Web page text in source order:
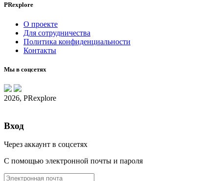
PRexplore
О проекте
Для сотрудничества
Политика конфиденциальности
Контакты
Мы в соцсетях
2026, PRexplore
Вход
Через аккаунт в соцсетях
С помощью электронной почты и пароля